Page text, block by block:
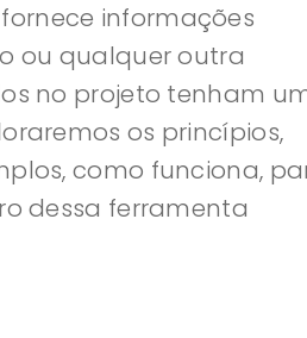
informações
ou qualquer outra
no projeto tenham
os princípios,
como funciona,
dessa ferramenta